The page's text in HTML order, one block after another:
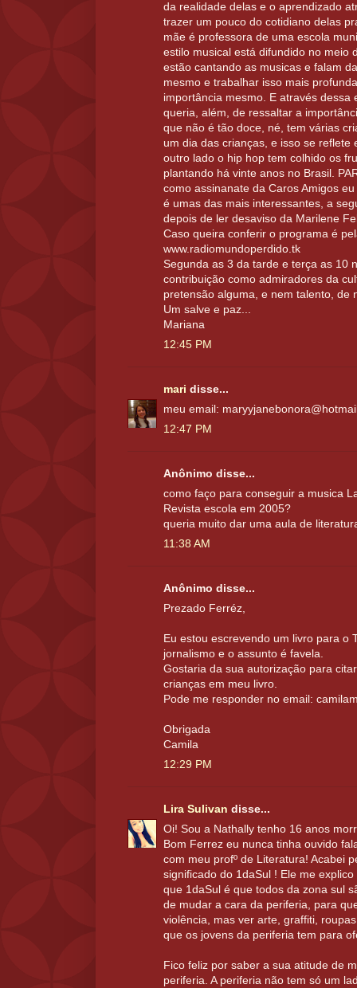
da realidade delas e o aprendizado
trazer um pouco do cotidiano delas
mãe é professora de uma escola
estilo musical está difundido no meio
estão cantando as musicas e falam
mesmo e trabalhar isso mais
importância mesmo. E através dessa
queria, além, de ressaltar a
que não é tão doce, né, tem várias
um dia das crianças, e isso se reflete
outro lado o hip hop tem colhido os
plantando há vinte anos no Brasil.
como assinanate da Caros Amigos
é umas das mais interessantes, a
depois de ler desaviso da Marilene
Caso queira conferir o programa é
www.radiomundoperdido.tk
Segunda as 3 da tarde e terça as 10
contribuição como admiradores da
pretensão alguma, e nem talento, de
Um salve e paz...
Mariana
12:45 PM
mari disse...
meu email:
12:47 PM
Anônimo disse...
como faço para conseguir a musica
Revista escola em 2005?
queria muito dar uma aula de
11:38 AM
Anônimo disse...
Prezado Ferréz,
Eu estou escrevendo um livro para o
jornalismo e o assunto é favela.
Gostaria da sua autorização para
crianças em meu livro.
Pode me responder no email:
Obrigada
Camila
12:29 PM
Lira Sulivan disse...
Oi! Sou a Nathally tenho 16 anos
Bom Ferrez eu nunca tinha ouvido
com meu profº de Literatura! Acabei
significado do 1daSul ! Ele me
que 1daSul é que todos da zona sul
de mudar a cara da periferia, para
violência, mas ver arte, graffiti,
que os jovens da periferia tem para
Fico feliz por saber a sua atitude de
periferia. A periferia não tem só um